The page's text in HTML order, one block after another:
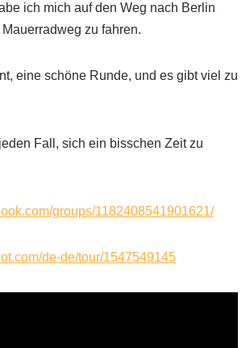
ich mich auf den Weg nach Berlin
zu fahren.
eine schöne Runde, und es gibt viel zu
Fall, sich ein bisschen Zeit zu
groups/1182408541901621/
de-de/tour/1547549145